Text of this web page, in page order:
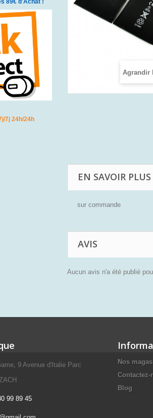
89€ d'Achat !
7j 24h/24h
Agrandir
EN SAVOIR PLUS
sur commande
AVIS
Aucun avis n'a été publié
9 Avenue d'Italie Parc
99 89 45
Nos
Contactez-
Blog